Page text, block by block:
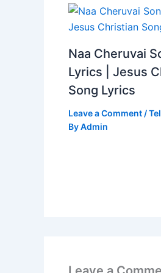
Naa Cheruvai
Lyrics | Jesus
Song Lyrics
Leave a Comment /
ByAdmin